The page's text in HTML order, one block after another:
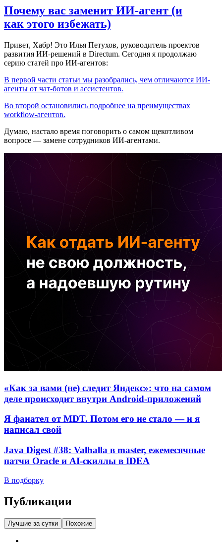
Почему вас заменит ИИ‑агент (и
как этого избежать)
Привет, Хабр! Это Илья Петухов, руководитель проектов
развития ИИ-решений в Directum. Сегодня я продолжаю
серию статей про ИИ-агентов:
В первой части статьи мы разобрались, чем отличаются ИИ-
агенты от чат-ботов и ассистентов.
Во второй остановились подробнее на преимуществах
workflow-агентов.
Думаю, настало время поговорить о самом щекотливом
вопросе — замене сотрудников ИИ-агентами.
«Как за вами (не) следит Яндекс»: что на самом
деле происходит внутри Android-приложений
Я фанател от MDT. Потом его не стало — и я
написал свой
Java Digest #38: Valhalla в master, ежемесячные
патчи Oracle и AI-скиллы в IDEA
В подборку
Публикации
Лучшие за сутки Похожие